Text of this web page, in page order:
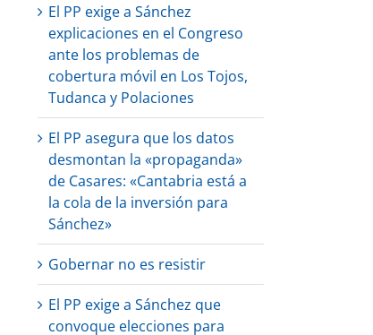
El PP exige a Sánchez
explicaciones en el Congreso
ante los problemas de
cobertura móvil en Los Tojos,
Tudanca y Polaciones
El PP asegura que los datos
desmontan la «propaganda»
de Casares: «Cantabria está a
la cola de la inversión para
Sánchez»
Gobernar no es resistir
El PP exige a Sánchez que
convoque elecciones para